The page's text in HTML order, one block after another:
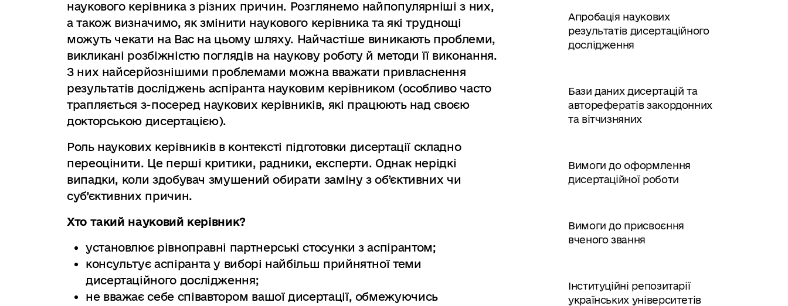
наукового керівника з різних причин. Розглянемо найпопулярніші з них,
а також визначимо, як змінити наукового керівника та які труднощі
можуть чекати на Вас на цьому шляху. Найчастіше виникають проблеми,
викликані розбіжністю поглядів на наукову роботу й методи її виконання.
З них найсерйознішими проблемами можна вважати привласнення
результатів досліджень аспіранта науковим керівником (особливо часто
трапляється з-посеред наукових керівників, які працюють над своєю
докторською дисертацією).
Роль наукових керівників в контексті підготовки дисертації складно
переоцінити. Це перші критики, радники, експерти. Однак нерідкі
випадки, коли здобувач змушений обирати заміну з об’єктивних чи
суб’єктивних причин.
Хто такий науковий керівник?
установлює рівноправні партнерські стосунки з аспірантом;
консультує аспіранта у виборі найбільш прийнятної теми
дисертаційного дослідження;
не вважає себе співавтором вашої дисертації, обмежуючись
Апробація наукових
результатів дисертаційного
дослідження
Бази даних дисертацій та
авторефератів закордонних
та вітчизняних
Вимоги до оформлення
дисертаційної роботи
Вимоги до присвоєння
вченого звання
Інституційні репозитарії
українських університетів